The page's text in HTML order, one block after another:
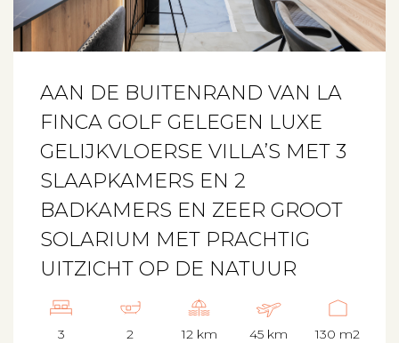
AAN DE BUITENRAND VAN LA
FINCA GOLF GELEGEN LUXE
GELIJKVLOERSE VILLA’S MET 3
SLAAPKAMERS EN 2
BADKAMERS EN ZEER GROOT
SOLARIUM MET PRACHTIG
UITZICHT OP DE NATUUR
3 2 12 km 45 km 130 m2